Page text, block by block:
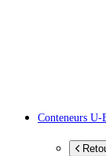
Conteneurs U-